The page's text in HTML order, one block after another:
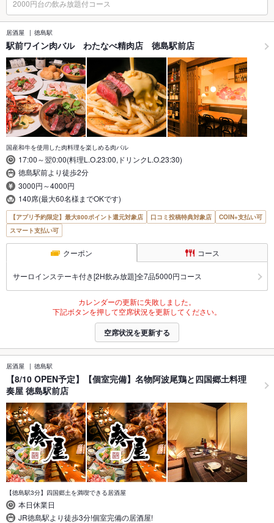
2000円台の飲み放題付コース
居酒屋 徳島駅
駅前ワイン肉バル わたなべ精肉店 徳島駅前店
国産和牛を使用した肉料理を楽しめる肉バル
17:00～翌0:00(料理L.O.23:00,ドリンクL.O.23:30)
徳島駅前より徒歩2分
3000円～4000円
140席(最大60名様までOKです)
【アプリ予約限定】最大800ポイント還元対象店 口コミ投稿特典対象店
COIN+支払い可
スマート支払い可
クーポン コース
サーロインステーキ付き[2H飲み放題]全7品5000円コース
カレンダーの更新に失敗しました。
下記ボタンを押して空席状況を更新してください。
空席状況を更新する
居酒屋 徳島駅
【8/10 OPEN予定】【個室完備】名物阿波尾鶏と四国郷土料理
奏屋 徳島駅前店
【徳島駅3分】四国郷土を満喫できる居酒屋
本日休業日
JR徳島駅より徒歩3分!個室完備の居酒屋!